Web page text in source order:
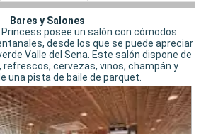
Bares y Salones
Princess posee un salón con cómodos
desde los que se puede apreciar
Valle del Sena. Este salón dispone de
refrescos, cervezas, vinos, champán y
una pista de baile de parquet.